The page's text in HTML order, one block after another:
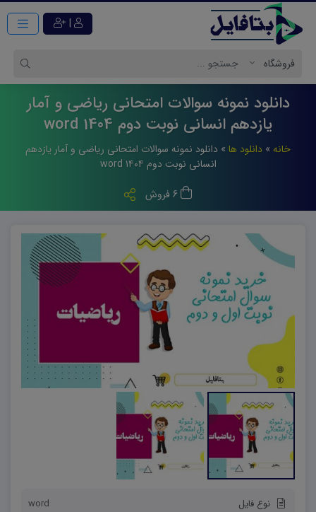
|
دانلود نمونه سوالات امتحانی ریاضی و آمار
یازدهم انسانی نوبت دوم 1404 word
خانه » دانلود ها » دانلود نمونه سوالات امتحانی ریاضی و آمار یازدهم
انسانی نوبت دوم ۱۴۰۴ word
نوع فایل word